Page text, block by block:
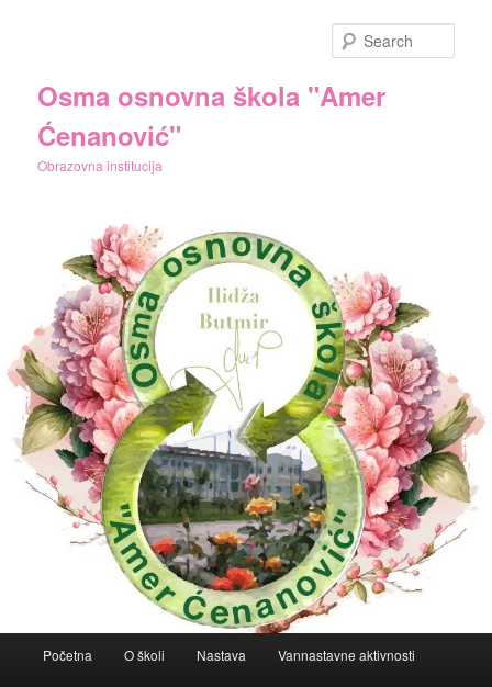
Osma osnovna škola "Amer
Ćenanović"
Obrazovna institucija
Početna O školi Nastava Vannastavne aktivnosti